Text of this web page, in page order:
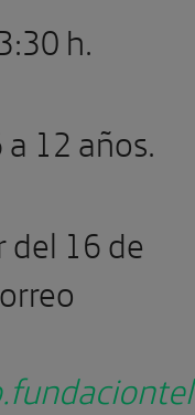
h.
12 años.
del 16 de